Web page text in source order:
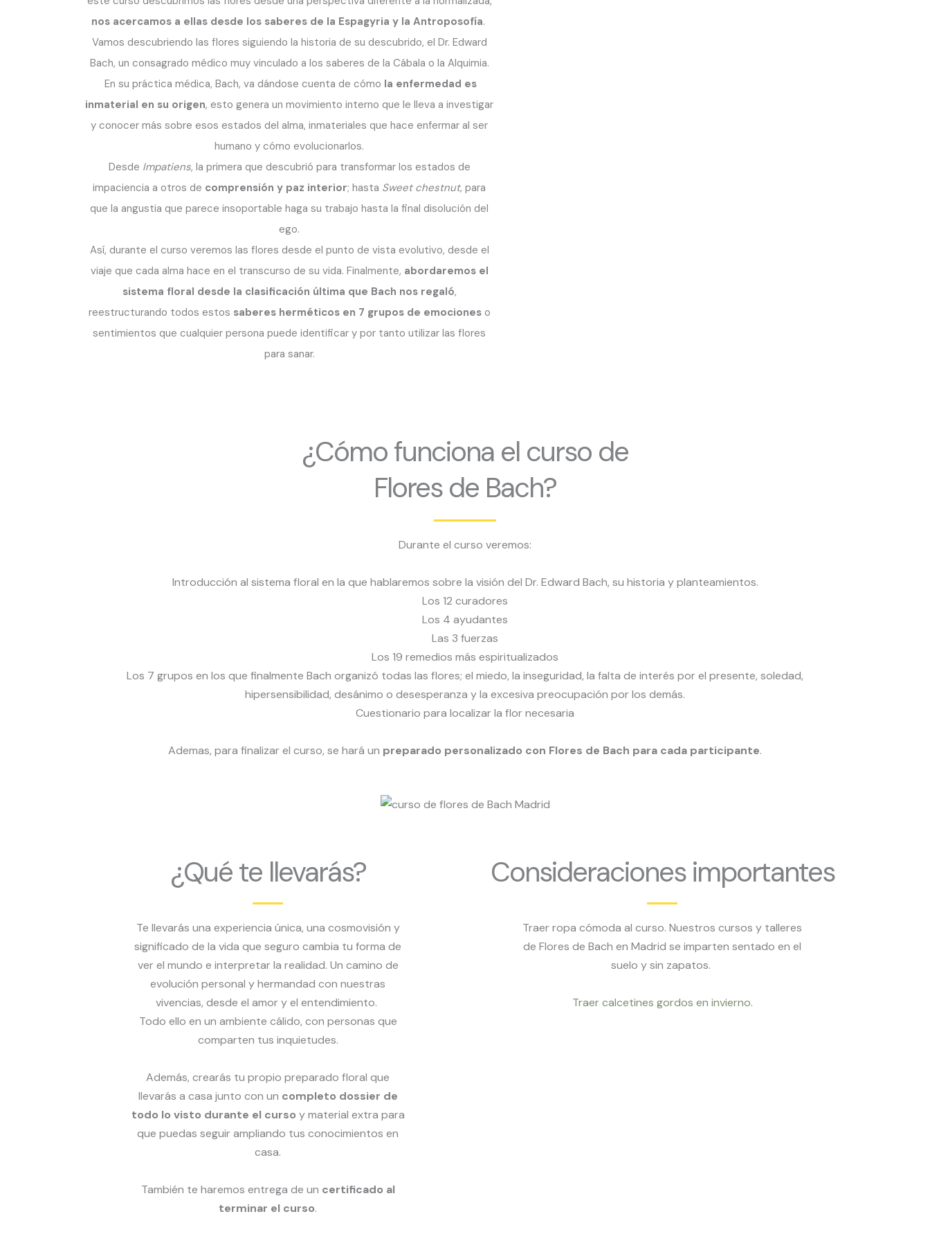
nos acercamos a ellas desde los saberes de la Espagyria y la Antroposofía.
Vamos descubriendo las flores siguiendo la historia de su descubrido, el Dr. Edward
Bach, un consagrado médico muy vinculado a los saberes de la Cábala o la Alquimia.
En su práctica médica, Bach, va dándose cuenta de cómo la enfermedad es
inmaterial en su origen, esto genera un movimiento interno que le lleva a investigar
y conocer más sobre esos estados del alma, inmateriales que hace enfermar al ser
humano y cómo evolucionarlos.
Desde Impatiens, la primera que descubrió para transformar los estados de
impaciencia a otros de comprensión y paz interior; hasta Sweet chestnut, para
que la angustia que parece insoportable haga su trabajo hasta la final disolución del
ego.
Así, durante el curso veremos las flores desde el punto de vista evolutivo, desde el
viaje que cada alma hace en el transcurso de su vida. Finalmente, abordaremos el
sistema floral desde la clasificación última que Bach nos regaló,
reestructurando todos estos saberes herméticos en 7 grupos de emocioneso
sentimientos que cualquier persona puede identificar y por tanto utilizar las flores
para sanar.
¿Cómo funciona el curso de
Flores de Bach?
Durante el curso veremos:
Introducción al sistema floral en la que hablaremos sobre la visión del Dr. Edward Bach, su historia y planteamientos.
Los 12 curadores
Los 4 ayudantes
Las 3 fuerzas
Los 19 remedios más espiritualizados
Los 7 grupos en los que finalmente Bach organizó todas las flores; el miedo, la inseguridad, la falta de interés por el presente, soledad,
hipersensibilidad, desánimo o desesperanza y la excesiva preocupación por los demás.
Cuestionario para localizar la flor necesaria
Ademas, para finalizar el curso, se hará un preparado personalizado con Flores de Bach para cada participante.
¿Qué te llevarás?
Te llevarás una experiencia única, una cosmovisión y
significado de la vida que seguro cambia tu forma de
ver el mundo e interpretar la realidad. Un camino de
evolución personal y hermandad con nuestras
vivencias, desde el amor y el entendimiento.
Todo ello en un ambiente cálido, con personas que
comparten tus inquietudes.
Además, crearás tu propio preparado floral que
llevarás a casa junto con un completo dossier de
todo lo visto durante el curso y material extra para
que puedas seguir ampliando tus conocimientos en
casa.
También te haremos entrega de un certificado al
terminar el curso.
Consideraciones importantes
Traer ropa cómoda al curso. Nuestros cursos y talleres
de Flores de Bach en Madrid se imparten sentado en el
suelo y sin zapatos.
Traer calcetines gordos en invierno.